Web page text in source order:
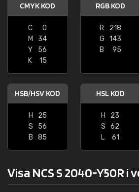
CMYK KOD
C
0
M
34
Y
56
K
15
RGB KOD
R
218
G
143
B
95
HSB/HSV KOD
H
25
S
56
B
85
HSL KOD
H
23
S
62
L
61
Visa NCS S 2040-Y50R i